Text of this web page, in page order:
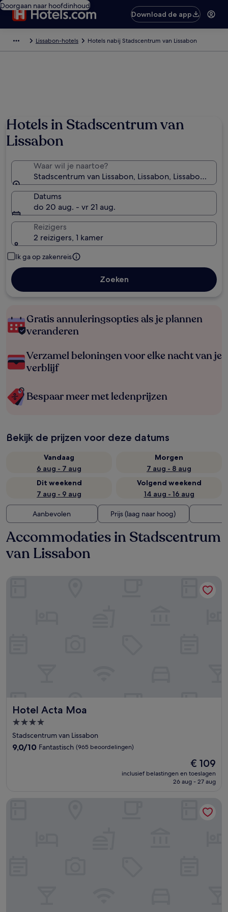
Doorgaan naar hoofdinhoud
Download de app
Lissabon-hotels Hotels nabij Stadscentrum van Lissabon
Hotels in Stadscentrum van
Lissabon
Waar wil je naartoe?
Stadscentrum van Lissabon, Lissabon, Lissabon
Datums
do 20 aug. - vr 21 aug.
Reizigers
2 reizigers, 1 kamer
Ik ga op zakenreis
Zoeken
Gratis annuleringsopties als je plannen
veranderen
Verzamel beloningen voor elke nacht van je
verblijf
Bespaar meer met ledenprijzen
Bekijk de prijzen voor deze datums
Vandaag
6 aug - 7 aug
Morgen
7 aug - 8 aug
Dit weekend
7 aug - 9 aug
Volgend weekend
14 aug - 16 aug
Aanbevolen Prijs (laag naar hoog)
Accommodaties in Stadscentrum
van Lissabon
Hotel Acta Moa
Hotel Acta Moa
4.0-
sterrenaccommodatie
Stadscentrum van Lissabon
9.0
9,0/10 Fantastisch (965 beoordelingen)
De
prijs
is
€ 109
inclusief belastingen en toeslagen
26 aug - 27 aug
Locke de Santa Joana